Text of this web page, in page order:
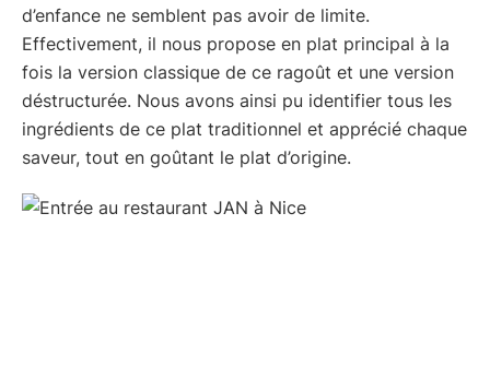
d’enfance ne semblent pas avoir de limite.
Effectivement, il nous propose en plat principal à la
fois la version classique de ce ragoût et une version
déstructurée. Nous avons ainsi pu identifier tous les
ingrédients de ce plat traditionnel et apprécié chaque
saveur, tout en goûtant le plat d’origine.